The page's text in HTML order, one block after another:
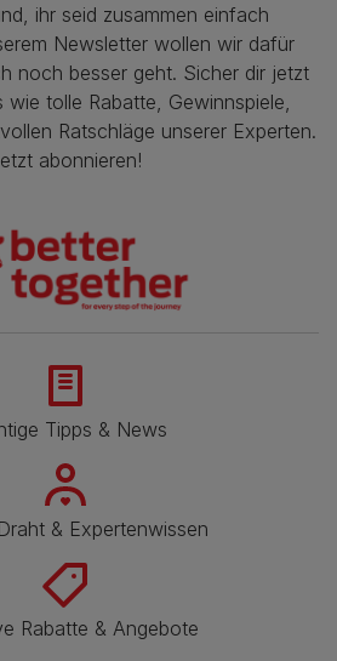
ihr seid zusammen einfach
Newsletter wollen wir dafür
noch besser geht. Sicher dir jetzt
wie tolle Rabatte, Gewinnspiele,
Ratschläge unserer Experten.
abonnieren!
Tipps & News
& Expertenwissen
Rabatte & Angebote